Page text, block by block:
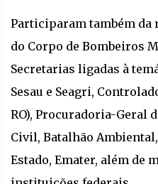
Participaram também da
do Corpo de Bombeiros
Secretarias ligadas à
Sesau e Seagri,
RO), Procuradoria-Geral
Civil, Batalhão
Estado, Emater, além